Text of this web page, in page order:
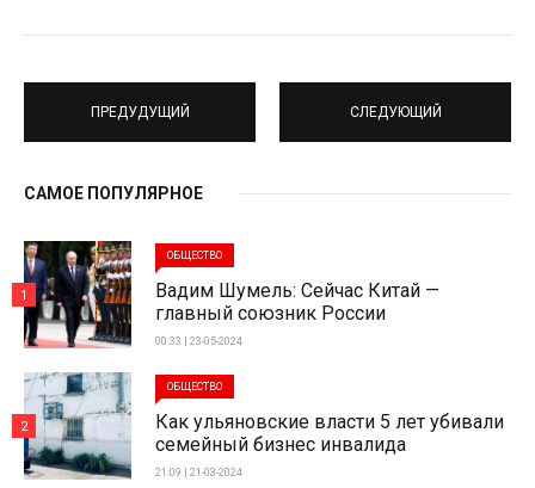
ПРЕДУДУЩИЙ СЛЕДУЮЩИЙ
САМОЕ ПОПУЛЯРНОЕ
ОБЩЕСТВО
Вадим Шумель: Сейчас Китай —
главный союзник России
00:33 | 23-05-2024
1
ОБЩЕСТВО
Как ульяновские власти 5 лет убивали
семейный бизнес инвалида
21:09 | 21-03-2024
2